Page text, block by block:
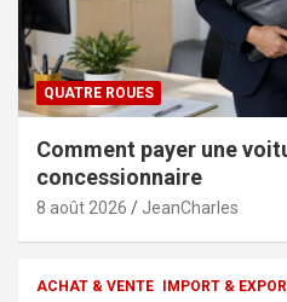
QUATRE ROUES
Comment payer une
concessionnaire
8 août 2026 JeanCharles
ACHAT & VENTE IMPORT &